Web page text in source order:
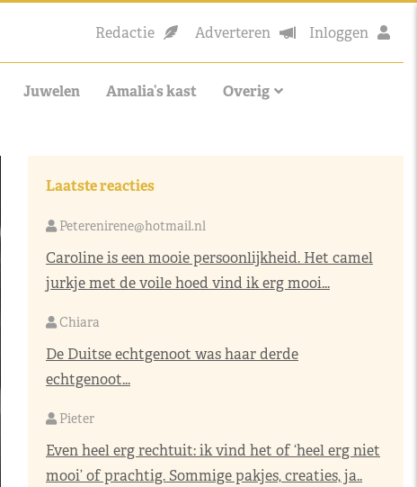
Redactie Adverteren Inloggen
Juwelen Amalia’s kast Overig
Laatste reacties
Peterenirene@hotmail.nl
Caroline is een mooie persoonlijkheid. Het camel
jurkje met de voile hoed vind ik erg mooi...
Chiara
De Duitse echtgenoot was haar derde
echtgenoot...
Pieter
Even heel erg rechtuit: ik vind het of ‘heel erg niet
mooi’ of prachtig. Sommige pakjes, creaties, ja..